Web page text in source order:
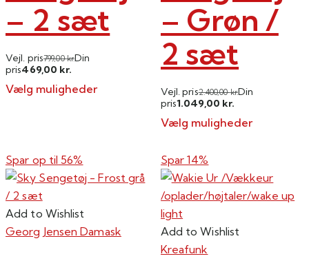
– 2 sæt
Vejl. pris799,00kr.Din
pris469,00 kr.
Vælg muligheder
flere
varianter.
Mulighederne
kan
vælges
– Grøn /
2 sæt
Vejl. pris2.400,00kr.Din
pris1.049,00 kr.
Vælg muligheder
vare
har
flere
varianter.
Mulighederne
kan
Spar op til 56%
Add to Wishlist
Georg Jensen Damask
Spar 14%
Add to Wishlist
Kreafunk